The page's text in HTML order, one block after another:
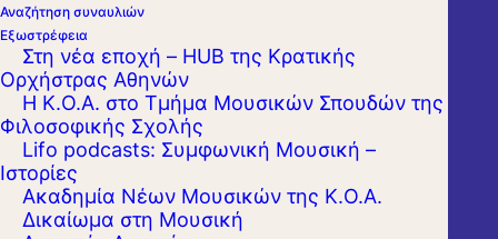
Αναζήτηση συναυλιών
Εξωστρέφεια
Στη νέα εποχή – HUB της Κρατικής
Ορχήστρας Αθηνών
Η Κ.Ο.Α. στο Τμήμα Μουσικών Σπουδών της
Φιλοσοφικής Σχολής
Lifo podcasts: Συμφωνική Μουσική –
Ιστορίες
Ακαδημία Νέων Μουσικών της Κ.Ο.Α.
Δικαίωμα στη Μουσική
ταξιδέψει αεροπορικώς. Του
ευχόμαστε από καρδιάς γρήγορη
ανάρρωση και σύντομα να
μπορέσουν να βρεθούν κοντά μας.
Εντός των επόμενων ημερών θα
γίνει επιστροφή των χρημάτων
στους κατόχους εισιτηρίων.